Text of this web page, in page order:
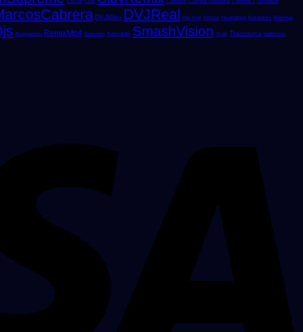
DVJMaxi DVJReal Hip Hop House Huapango Karaokes Mashup
Reggaeton RemixMp4 Salsaton SelectMix SmashVision Trap Traxsource Vallenato